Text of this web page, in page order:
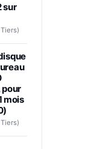
sur
mois